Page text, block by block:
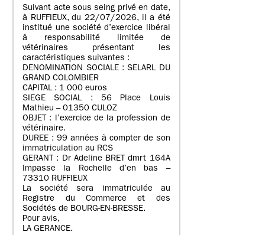
Suivant acte sous seing privé en date,
à RUFFIEUX, du 22/07/2026, il a été
institué une société d’exercice libéral
à responsabilité limitée de
vétérinaires présentant les
caractéristiques suivantes :
DENOMINATION SOCIALE : SELARL DU
GRAND COLOMBIER
CAPITAL : 1 000 euros
SIEGE SOCIAL : 56 Place Louis
Mathieu – 01350 CULOZ
OBJET : l’exercice de la profession de
vétérinaire.
DUREE : 99 années à compter de son
immatriculation au RCS
GERANT : Dr Adeline BRET dmrt 164A
Impasse la Rochelle d’en bas –
73310 RUFFIEUX
La société sera immatriculée au
Registre du Commerce et des
Sociétés de BOURG-EN-BRESSE.
Pour avis,
LA GERANCE.